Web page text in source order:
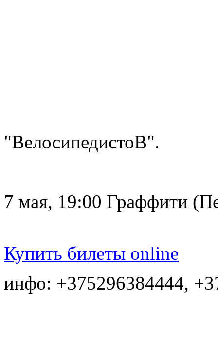
"ВелосипедистоВ".
7 мая, 19:00 Граффити
Купить билеты online
инфо: +375296384444,